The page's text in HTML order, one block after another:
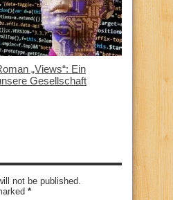
„Views“: Ein
Gesellschaft
not be published.
*